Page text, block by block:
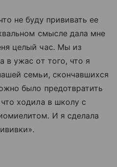
не буду прививать ее
смысле дала мне
целый час. Мы из
в ужас от того, что я
семьи, скончавшихся
было предотвратить
ходила в школу с
И я сделала